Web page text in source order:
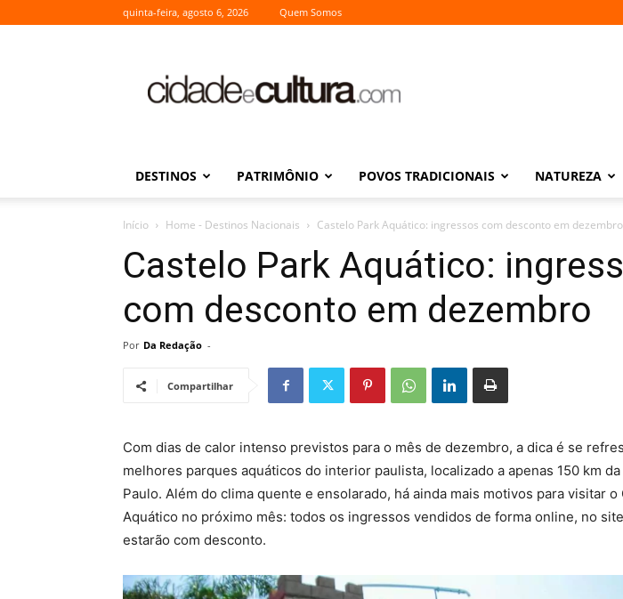
quinta-feira, agosto 6, 2026 Quem Somos
Cultura
DESTINOS PATRIMÔNIO POVOS TRADICIONAIS NATUREZA
Início Home - Destinos Nacionais Castelo Park Aquático: ingressos com desconto em dezembro
Castelo Park Aquático:
com desconto em dezembro
Por Da Redação -
Compartilhar
Com dias de calor intenso previstos para o mês de dezembro, a dica é se
melhores parques aquáticos do interior paulista, localizado a apenas 150 km
Paulo. Além do clima quente e ensolarado, há ainda mais motivos para visitar o
Aquático no próximo mês: todos os ingressos vendidos de forma online, no
estarão com desconto.